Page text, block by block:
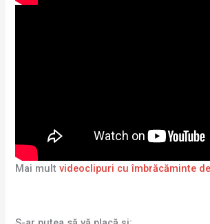
Mai multvideoclipuri cu îmbrăcăminte